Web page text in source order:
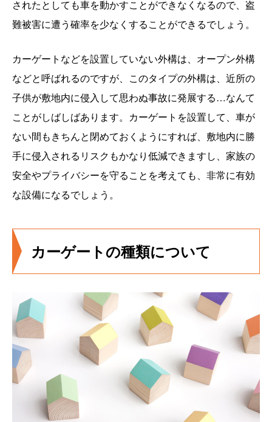
されたとしても車を動かすことができなくなるので、盗
難被害に遭う確率を少なくすることができるでしょう。
カーゲートなどを設置していない外構は、オープン外構
などと呼ばれるのですが、このタイプの外構は、近所の
子供が敷地内に侵入して思わぬ事故に発展する…なんて
ことがしばしばあります。カーゲートを設置して、車が
ない間もきちんと閉めておくようにすれば、敷地内に勝
手に侵入されるリスクもかなり低減できますし、家族の
安全やプライバシーを守ることを考えても、非常に有効
な設備になるでしょう。
カーゲートの種類について